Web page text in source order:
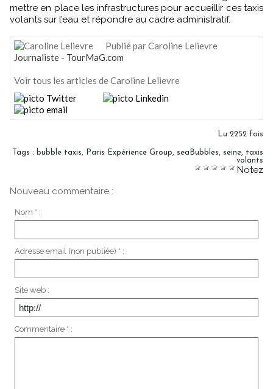
mettre en place les infrastructures pour accueillir ces taxis
volants sur l’eau et répondre au cadre administratif.
Publié par Caroline Lelievre
Journaliste - TourMaG.com
Voir tous les articles de Caroline Lelievre
Lu 2252 fois
Tags : bubble taxis Paris Expérience Group seaBubbles seine
taxis
volants
Notez
Nouveau commentaire :
Nom * :
Adresse email (non publiée) * :
Site web :
Commentaire * :